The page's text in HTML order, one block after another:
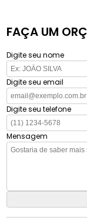
FAÇA UM
Digite seu nome
Digite seu email
Digite seu telefone
Mensagem